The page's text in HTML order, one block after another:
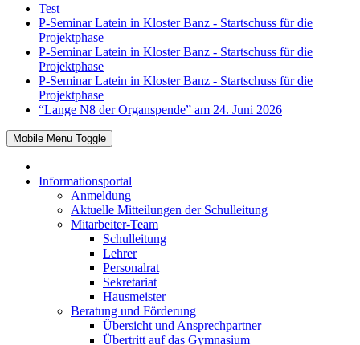
Test
P-Seminar Latein in Kloster Banz - Startschuss für die
Projektphase
P-Seminar Latein in Kloster Banz - Startschuss für die
Projektphase
P-Seminar Latein in Kloster Banz - Startschuss für die
Projektphase
“Lange N8 der Organspende” am 24. Juni 2026
Mobile Menu Toggle
Informationsportal
Anmeldung
Aktuelle Mitteilungen der Schulleitung
Mitarbeiter-Team
Schulleitung
Lehrer
Personalrat
Sekretariat
Hausmeister
Beratung und Förderung
Übersicht und Ansprechpartner
Übertritt auf das Gymnasium